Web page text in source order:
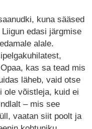
kuna sääsed
edasi järgmise
alale.
kas sa tead mis
läheb, vaid otse
ole võistleja, kuid ei
– mis see
vaatan siit poolt ja